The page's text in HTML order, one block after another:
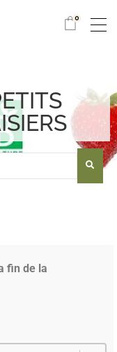
0
fin de la